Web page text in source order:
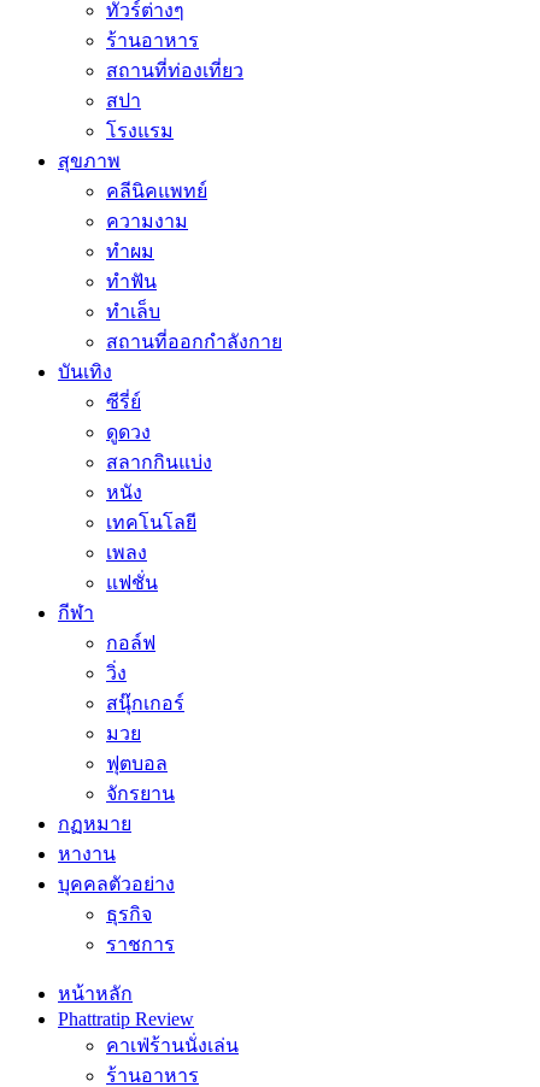
ทัวร์ต่างๆ
ร้านอาหาร
สถานที่ท่องเที่ยว
สปา
โรงแรม
สุขภาพ
คลีนิคแพทย์
ความงาม
ทำผม
ทำฟัน
ทำเล็บ
สถานที่ออกกำลังกาย
บันเทิง
ซีรี่ย์
ดูดวง
สลากกินแบ่ง
หนัง
เทคโนโลยี
เพลง
แฟชั่น
กีฬา
กอล์ฟ
วิ่ง
สนุ๊กเกอร์
มวย
ฟุตบอล
จักรยาน
กฏหมาย
หางาน
บุคคลตัวอย่าง
ธุรกิจ
ราชการ
หน้าหลัก
Phattratip Review
คาเฟ่ร้านนั่งเล่น
ร้านอาหาร